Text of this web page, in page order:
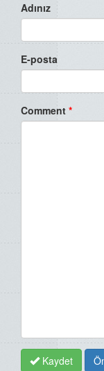
Adınız
E-posta
Comment *
Kaydet